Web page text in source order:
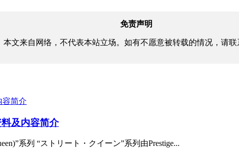
免责声明
本文来自网络，不代表本站立场。如有不愿意被转载的情况，请联
及内容简介
系列 “ストリート・クイーン”系列由Prestige...